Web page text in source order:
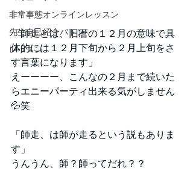
非常事態オンラインレッスン
先生自己紹介バトン
レッスン
「師走とは、旧暦の１２月の意味で具
体的には１２月下旬から２月上旬をさ
す言葉になります」
えーーーー、こんなの２月まで続いた
らエニーパーティ出来る気がしません
💦笑
「師走、は師が走るという説もありま
す」
うんうん、師？師ってだれ？？